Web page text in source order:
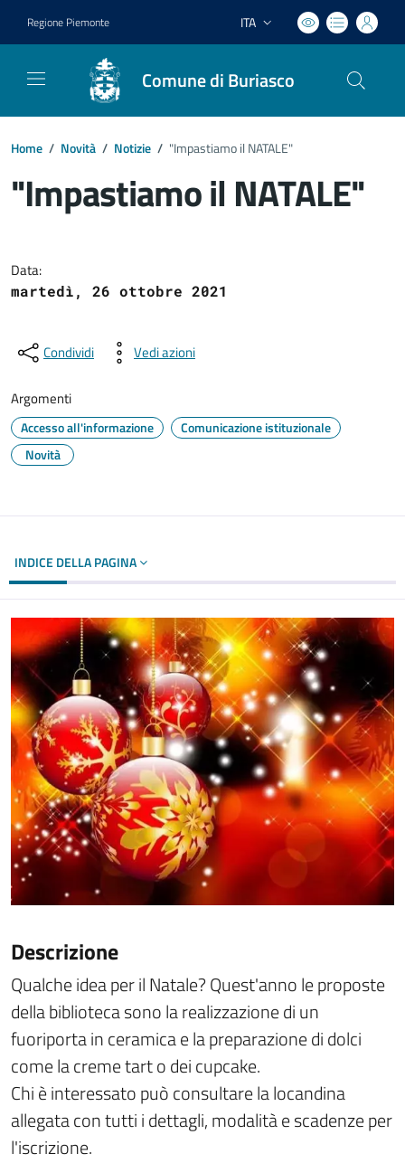
Regione Piemonte Lingua attiva:
ITA
Comune di Buriasco
Home / Novità / Notizie / "Impastiamo il NATALE"
"Impastiamo il NATALE"
Data:
martedì, 26 ottobre 2021
Condividi Vedi azioni
Argomenti
Accesso all'informazione
Comunicazione istituzionale
Novità
INDICE DELLA PAGINA
Descrizione
Qualche idea per il Natale? Quest'anno le proposte
della biblioteca sono la realizzazione di un
fuoriporta in ceramica e la preparazione di dolci
come la creme tart o dei cupcake.
Chi è interessato può consultare la locandina
allegata con tutti i dettagli, modalità e scadenze per
l'iscrizione.